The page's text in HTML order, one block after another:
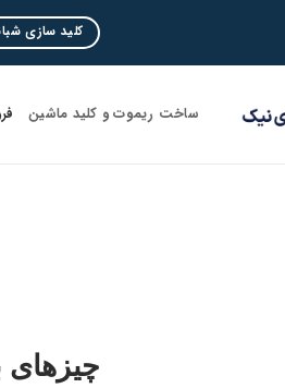
کلید سازی
ساخت ریموت و کلید ماشین